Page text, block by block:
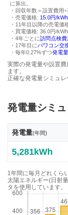
に算出。
・回収年数＝設置費用
・売電価格: 15.0円/
・11年目以降の売電価
・買電価格: 36.0円/
・4年ごとに訪問点検費
・17年目にパワコン交
・毎年0.27%ずつ発電
実際の発電量や設置
ます。
正確な発電量シミュ
発電量シミ
発電量(年間)
5,281kWh
1年間に毎月どれくら
太陽エネルギー(日射
タを使用しています。